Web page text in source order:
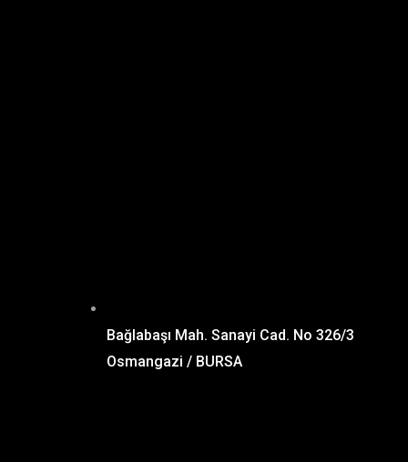
Bağlabaşı Mah. Sanayi Cad. No 326/3
Osmangazi / BURSA